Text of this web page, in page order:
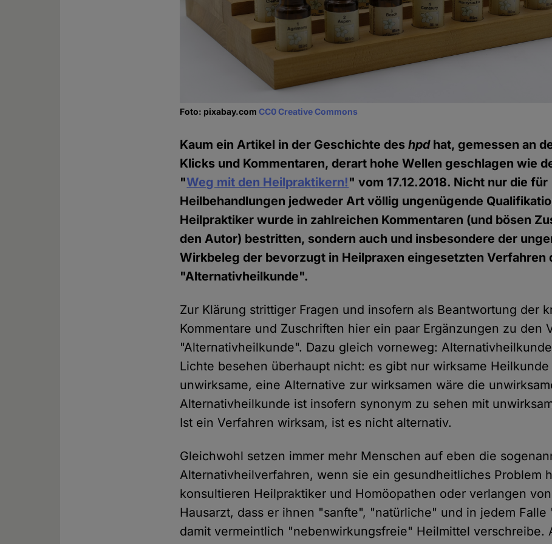
Foto: pixabay.comCC0 Creative Commons
Kaum ein Artikel in der Geschichte deshpdhat, gemessen an
Klicks und Kommentaren, derart hohe Wellen geschlagen wie
"Weg mit den Heilpraktikern!" vom 17.12.2018. Nicht nur die für
Heilbehandlungen jedweder Art völlig ungenügende
Heilpraktiker wurde in zahlreichen Kommentaren (und bösen
den Autor) bestritten, sondern auch und insbesondere der
Wirkbeleg der bevorzugt in Heilpraxen eingesetzten Verfahren
"Alternativheilkunde".
Zur Klärung strittiger Fragen und insofern als Beantwortung der
Kommentare und Zuschriften hier ein paar Ergänzungen zu den
"Alternativheilkunde". Dazu gleich vorneweg:
Lichte besehen überhaupt nicht: es gibt nur wirksame Heilkunde
unwirksame, eine Alternative zur wirksamen wäre die
Alternativheilkunde ist insofern synonym zu sehen mit
Ist ein Verfahren wirksam, ist es nicht alternativ.
Gleichwohl setzen immer mehr Menschen auf eben die
Alternativheilverfahren, wenn sie ein gesundheitliches Problem
konsultieren Heilpraktiker und Homöopathen oder verlangen
Hausarzt, dass er ihnen "sanfte", "natürliche" und in jedem
damit vermeintlich "nebenwirkungsfreie" Heilmittel verschreibe.